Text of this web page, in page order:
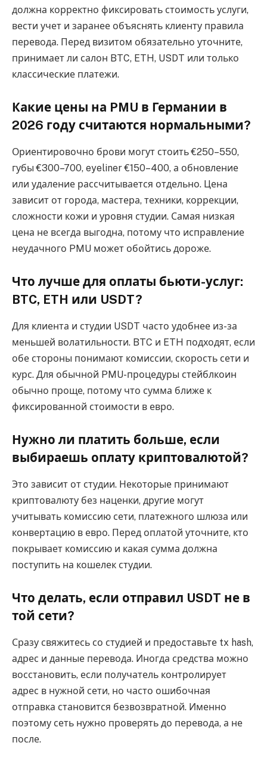
должна корректно фиксировать стоимость услуги,
вести учет и заранее объяснять клиенту правила
перевода. Перед визитом обязательно уточните,
принимает ли салон BTC, ETH, USDT или только
классические платежи.
Какие цены на PMU в Германии в
2026 году считаются нормальными?
Ориентировочно брови могут стоить €250–550,
губы €300–700, eyeliner €150–400, а обновление
или удаление рассчитывается отдельно. Цена
зависит от города, мастера, техники, коррекции,
сложности кожи и уровня студии. Самая низкая
цена не всегда выгодна, потому что исправление
неудачного PMU может обойтись дороже.
Что лучше для оплаты бьюти-услуг:
BTC, ETH или USDT?
Для клиента и студии USDT часто удобнее из-за
меньшей волатильности. BTC и ETH подходят, если
обе стороны понимают комиссии, скорость сети и
курс. Для обычной PMU-процедуры стейблкоин
обычно проще, потому что сумма ближе к
фиксированной стоимости в евро.
Нужно ли платить больше, если
выбираешь оплату криптовалютой?
Это зависит от студии. Некоторые принимают
криптовалюту без наценки, другие могут
учитывать комиссию сети, платежного шлюза или
конвертацию в евро. Перед оплатой уточните, кто
покрывает комиссию и какая сумма должна
поступить на кошелек студии.
Что делать, если отправил USDT не в
той сети?
Сразу свяжитесь со студией и предоставьте tx hash,
адрес и данные перевода. Иногда средства можно
восстановить, если получатель контролирует
адрес в нужной сети, но часто ошибочная
отправка становится безвозвратной. Именно
поэтому сеть нужно проверять до перевода, а не
после.